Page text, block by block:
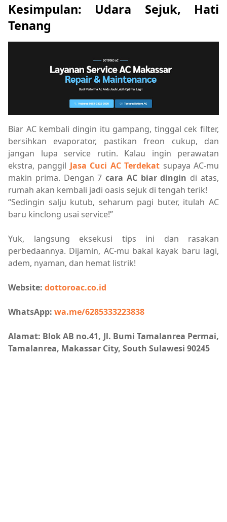
Kesimpulan: Udara Sejuk, Hati
Tenang
Biar AC kembali dingin itu gampang, tinggal cek filter,
bersihkan evaporator, pastikan freon cukup, dan
jangan lupa service rutin. Kalau ingin perawatan
ekstra, panggil Jasa Cuci AC Terdekat supaya AC-mu
makin prima. Dengan 7cara AC biar dingin di atas,
rumah akan kembali jadi oasis sejuk di tengah terik!
“Sedingin salju kutub, seharum pagi buter, itulah AC
baru kinclong usai service!”
Yuk, langsung eksekusi tips ini dan rasakan
perbedaannya. Dijamin, AC-mu bakal kayak baru lagi,
adem, nyaman, dan hemat listrik!
Website: dottoroac.co.id
WhatsApp: wa.me/6285333223838
Alamat: Blok AB no.41, Jl. Bumi Tamalanrea Permai,
Tamalanrea, Makassar City, South Sulawesi 90245